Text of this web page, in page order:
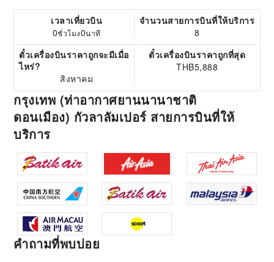
เวลาเที่ยวบิน
0ชั่วโมง0นาที
จำนวนสายการบินที่ให้บริการ
8
ตั๋วเครื่องบินราคาถูกจะมีเมื่อ
ไหร่?
สิงหาคม
ตั๋วเครื่องบินราคาถูกที่สุด
THB5,888
กรุงเทพ (ท่าอากาศยานนานาชาติ
ดอนเมือง) กัวลาลัมเปอร์ สายการบินที่ให้
บริการ
คำถามที่พบบ่อย